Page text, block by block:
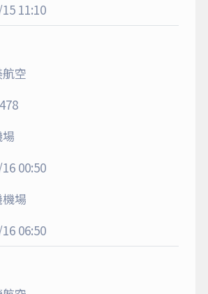
11:10
空
00:50
場
06:50